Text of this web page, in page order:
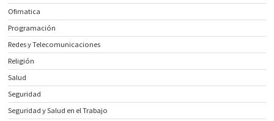
Ofimatica
Programación
Redes y Telecomunicaciones
Religión
Salud
Seguridad
Seguridad y Salud en el Trabajo